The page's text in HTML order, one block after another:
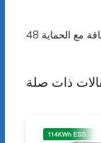
ذات صلة